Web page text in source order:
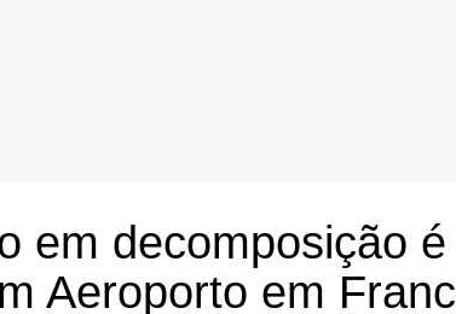
em decomposição
Aeroporto em